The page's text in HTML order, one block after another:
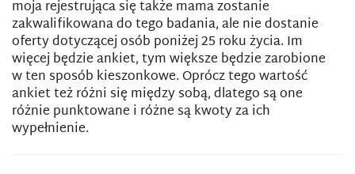
moja rejestrująca się także mama zostanie
zakwalifikowana do tego badania, ale nie dostanie
oferty dotyczącej osób poniżej 25 roku życia. Im
więcej będzie ankiet, tym większe będzie zarobione
w ten sposób kieszonkowe. Oprócz tego wartość
ankiet też różni się między sobą, dlatego są one
różnie punktowane i różne są kwoty za ich
wypełnienie.